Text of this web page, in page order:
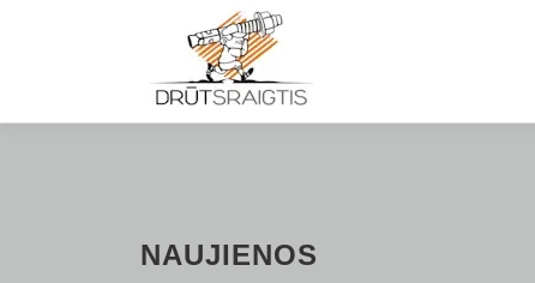
NAUJIENOS